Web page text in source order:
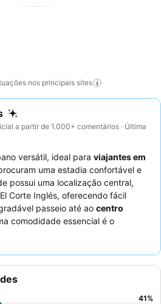
nos principais sites
a partir de 1.000+ comentários · Última
versátil, ideal para viajantes em
uma estadia confortável e
possui uma localização central,
Corte Inglés, oferecendo fácil
passeio até ao centro
comodidade essencial é o
para os hóspedes que
atenciosos
Para uma experiência mais
quarto virado para o jardim.
41%